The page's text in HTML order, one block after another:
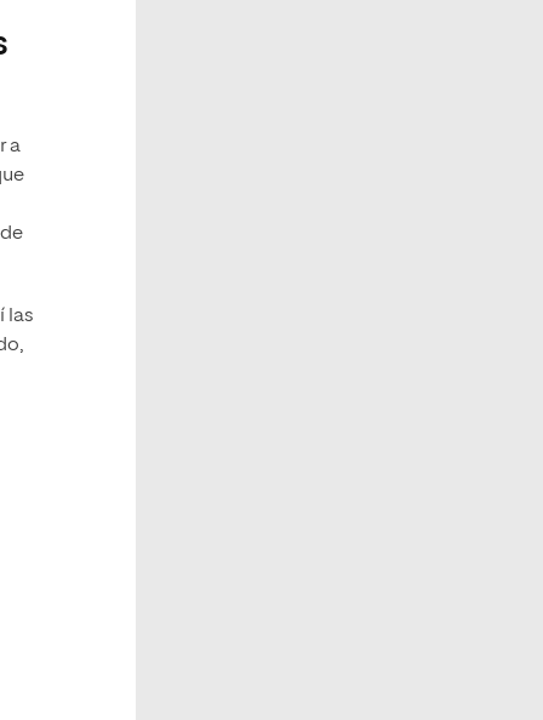
a
las